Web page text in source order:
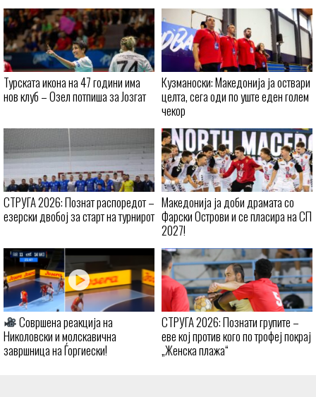
Турската икона на 47 години има
нов клуб – Озел потпиша за Јозгат
Кузманоски: Македонија ја оствари
целта, сега оди по уште еден голем
чекор
СТРУГА 2026: Познат распоредот –
езерски двобој за старт на турнирот
Македонија ја доби драмата со
Фарски Острови и се пласира на СП
2027!
Совршена реакција на
Николовски и молскавична
завршница на Ѓоргиески!
СТРУГА 2026: Познати групите –
еве кој против кого по трофеј покрај
„Женска плажа“